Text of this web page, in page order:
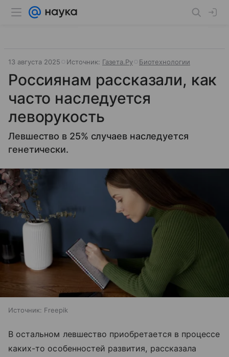
13 августа 2025 Источник: Газета.Ру Биотехнологии
Россиянам рассказали, как
часто наследуется
леворукость
Левшество в 25% случаев наследуется
генетически.
Источник: Freepik
В остальном левшество приобретается в процессе
каких-то особенностей развития, рассказала